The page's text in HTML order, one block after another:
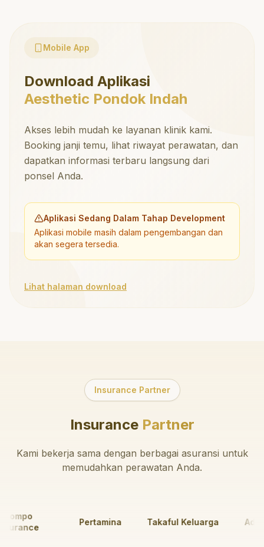
Mobile App
Download Aplikasi
Aesthetic Pondok Indah
Akses lebih mudah ke layanan klinik kami.
Booking janji temu, lihat riwayat perawatan, dan
dapatkan informasi terbaru langsung dari
ponsel Anda.
Aplikasi Sedang Dalam Tahap Development
Aplikasi mobile masih dalam pengembangan dan
akan segera tersedia.
Lihat halaman download
Insurance Partner
InsurancePartner
Kami bekerja sama dengan berbagai asuransi untuk
memudahkan perawatan Anda.
Pertamina Takaful Keluarga